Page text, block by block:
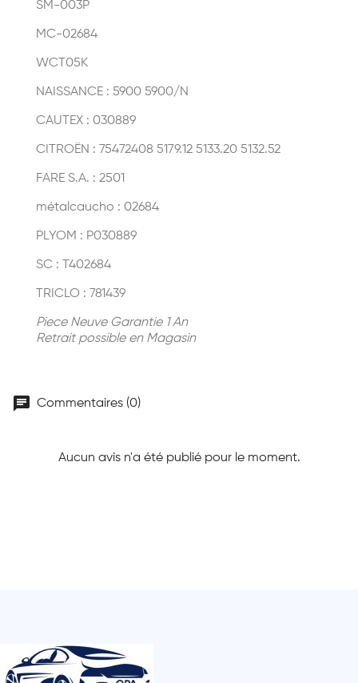
SM-003P
MC-02684
WCT05K
NAISSANCE : 5900 5900/N
CAUTEX : 030889
CITROËN : 75472408 5179.12 5133.20 5132.52
FARE S.A. : 2501
métalcaucho : 02684
PLYOM : P030889
SC : T402684
TRICLO : 781439
Piece Neuve Garantie 1 An
Retrait possible en Magasin
chat Commentaires (0)
Aucun avis n'a été publié pour le moment.